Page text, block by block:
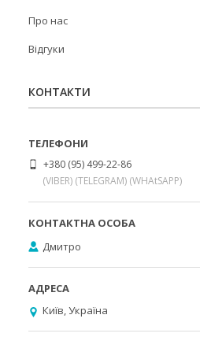
Про нас
Відгуки
КОНТАКТИ
+380 (95) 499-22-86
(VIBER) (TELEGRAM) (WHAtSAPP)
Дмитро
Київ, Україна